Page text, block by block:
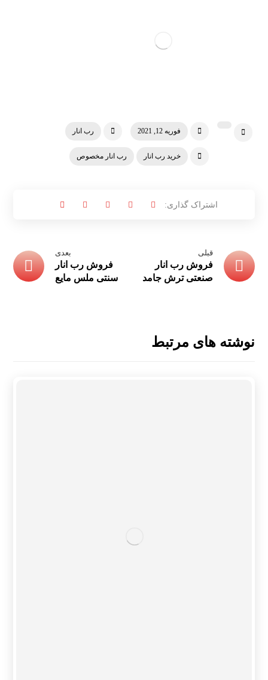
فوریه 12, 2021 رب انار
خرید رب انار رب انار مخصوص
قبلی
فروش رب انار
صنعتی ترش جامد
بعدی
فروش رب انار
سنتی ملس مایع
نوشته های مرتبط